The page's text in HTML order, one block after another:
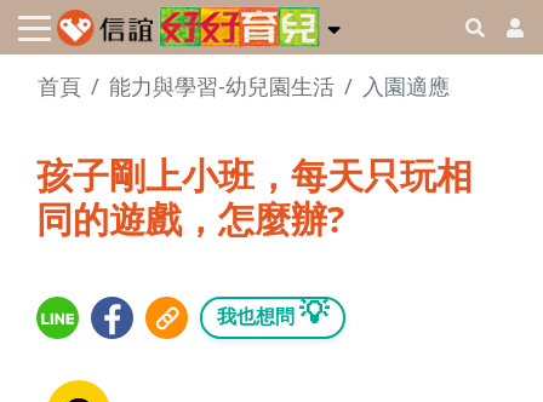
首頁 能力與學習-幼兒園生活 入園適應
孩子剛上小班，每天只玩相
同的遊戲，怎麼辦?
我也想問 💡